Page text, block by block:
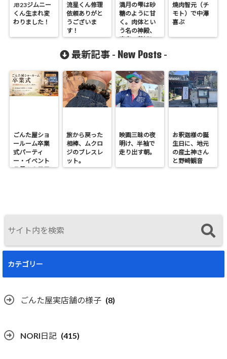
JB23ジムニー
くん生まれ変
わりました！
流星くん修理
依頼ありがと
うございま
す！
満月の雫は砂
糖のように甘
く。肉体とい
う名の神殿、
宇宙の英知に
朝。
焼肉智元（チ
モト）で中澤
喜ぶ
最新記事 - New Posts -
ごんた屋ショ
ールーム卒業
式パーティ
ー・イベント
７月１９日日
旅から戻った
相棒、ムクロ
ジのブレスレ
ット。
映画三昧の夜
明け、半袖で
走り出す朝。
お釈迦様の誕
生日に、地元
の産土神さん
と野崎観音
へ。
カテゴリー
ごんた屋実店舗の様子 (8)
NORI日記 (415)